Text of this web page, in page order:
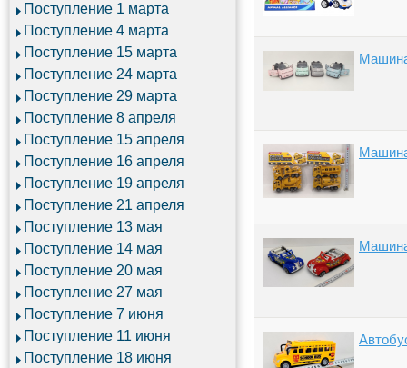
Поступление 1 марта
Поступление 4 марта
Поступление 15 марта
Поступление 24 марта
Поступление 29 марта
Поступление 8 апреля
Поступление 15 апреля
Поступление 16 апреля
Поступление 19 апреля
Поступление 21 апреля
Поступление 13 мая
Поступление 14 мая
Поступление 20 мая
Поступление 27 мая
Поступление 7 июня
Поступление 11 июня
Поступление 18 июня